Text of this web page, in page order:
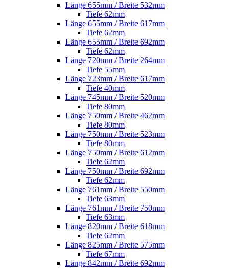
Länge 655mm / Breite 532mm
Tiefe 62mm
Länge 655mm / Breite 617mm
Tiefe 62mm
Länge 655mm / Breite 692mm
Tiefe 62mm
Länge 720mm / Breite 264mm
Tiefe 55mm
Länge 723mm / Breite 617mm
Tiefe 40mm
Länge 745mm / Breite 520mm
Tiefe 80mm
Länge 750mm / Breite 462mm
Tiefe 80mm
Länge 750mm / Breite 523mm
Tiefe 80mm
Länge 750mm / Breite 612mm
Tiefe 62mm
Länge 750mm / Breite 692mm
Tiefe 62mm
Länge 761mm / Breite 550mm
Tiefe 63mm
Länge 761mm / Breite 750mm
Tiefe 63mm
Länge 820mm / Breite 618mm
Tiefe 62mm
Länge 825mm / Breite 575mm
Tiefe 67mm
Länge 842mm / Breite 692mm